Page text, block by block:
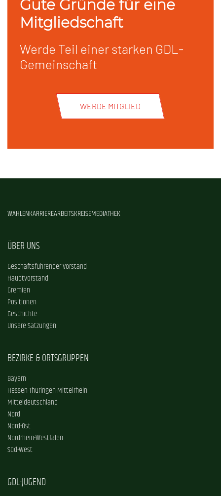
Gute Gründe für eine
Mitgliedschaft
Werde Teil einer starken GDL-
Gemeinschaft
WERDE MITGLIED
WAHLENKARRIEREARBEITSKREISEMEDIATHEK
ÜBER UNS
Geschäftsführender Vorstand
Hauptvorstand
Gremien
Positionen
Geschichte
Unsere Satzungen
BEZIRKE & ORTSGRUPPEN
Bayern
Hessen-Thüringen-Mittelrhein
Mitteldeutschland
Nord
Nord-Ost
Nordrhein-Westfalen
Süd-West
GDL-JUGEND